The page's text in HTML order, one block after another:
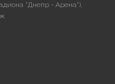
"Днепр - Арена"),